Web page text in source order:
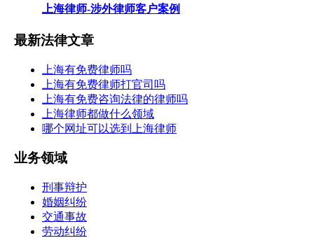
上海律师-涉外律师客户案例
最新法律文章
上海有免费律师吗
上海有免费律师打官司吗
上海有免费咨询法律的律师吗
上海律师都做什么领域
哪个网址可以选到上海律师
业务领域
刑事辩护
婚姻纠纷
交通事故
劳动纠纷